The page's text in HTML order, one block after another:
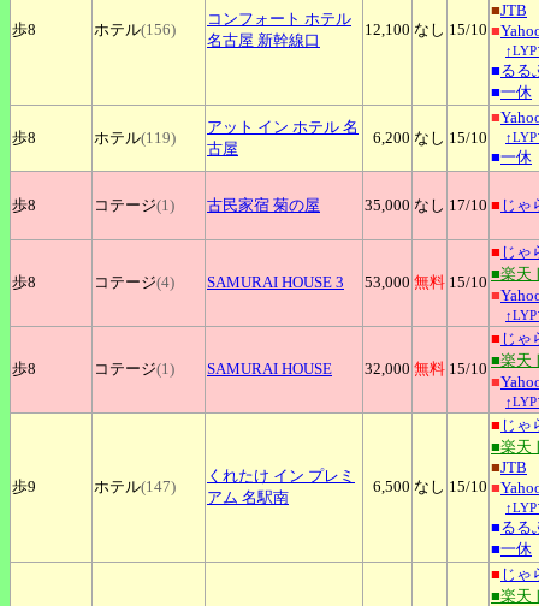
歩8 ホテル(156)
コンフォート ホテル
名古屋 新幹線口
12,100 なし 15/10
■JTB
■
■るる
■一休
歩8 ホテル(119)
アット イン ホテル 名
古屋
6,200 なし 15/10
■
■一休
歩8 コテージ(1) 古民家宿 菊の屋 35,000 なし 17/10 ■ じゃ
歩8 コテージ(4) SAMURAI HOUSE 3 53,000 無料 15/10
■ じゃ
■楽天
■
歩8 コテージ(1) SAMURAI HOUSE 32,000 無料 15/10
■ じゃ
■楽天
■
歩9 ホテル(147)
くれたけ イン プレミ
アム 名駅南
6,500 なし 15/10
■ じゃ
■楽天
■JTB
■
■るる
■一休
■ じゃ
■楽天